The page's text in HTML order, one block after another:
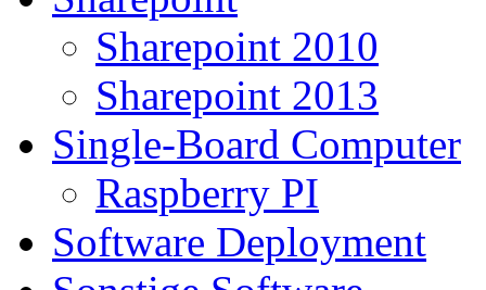
Sharepoint 2010
Sharepoint 2013
Single-Board Computer
Raspberry PI
Software Deployment